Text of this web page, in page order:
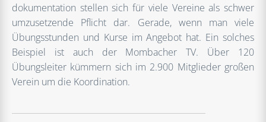
dokumentation stellen sich für viele Vereine als schwer
umzusetzende Pflicht dar. Gerade, wenn man viele
Übungsstunden und Kurse im Angebot hat. Ein solches
Beispiel ist auch der Mombacher TV. Über 120
Übungsleiter kümmern sich im 2.900 Mitglieder großen
Verein um die Koordination.